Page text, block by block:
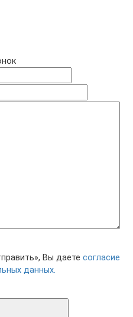
Вы даете согласие
данных.